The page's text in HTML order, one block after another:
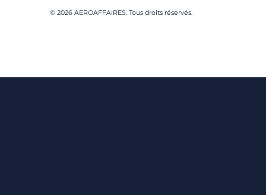
© 2026 AEROAFFAIRES. Tous droits réservés.